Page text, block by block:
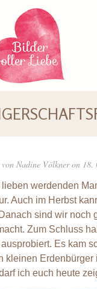
von Nadine Völkner on
lieben werdenden
Auch im Herbst
sind wir noch
Zum Schluss
Es kam
kleinen
ich euch heute